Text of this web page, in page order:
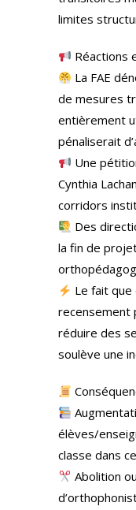
limites
Réactions
La FAE
de mesures
entièrement
pénaliserait
Une
Cynthia
corridors
Des
la fin de
Le fait
recensement
réduire des
soulève une
élèves/
classe dans
Abolition